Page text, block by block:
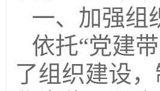
一、加强组
依托“党建
了组织建设